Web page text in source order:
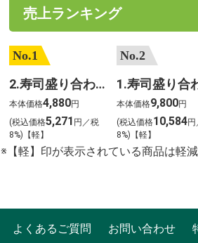
売上ランキング
No.1
2.寿司盛り合わせ 鳳凰～ほうおう～
本体価格4,880円
(税込価格5,271 円／税
8%)【軽】
No.2
本体価格9,800円
(税込価格10,584
8%)【軽】
※【軽】印が表示されている商品は軽
よくあるご質問 お問い合わせ